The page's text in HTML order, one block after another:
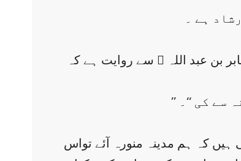
ہے ۔
بن عبد اللہ ؓ سے روایت ہے کہ
سے کی ‘‘۔
ہیں کہ ہم مدینہ منورہ آئے تواس